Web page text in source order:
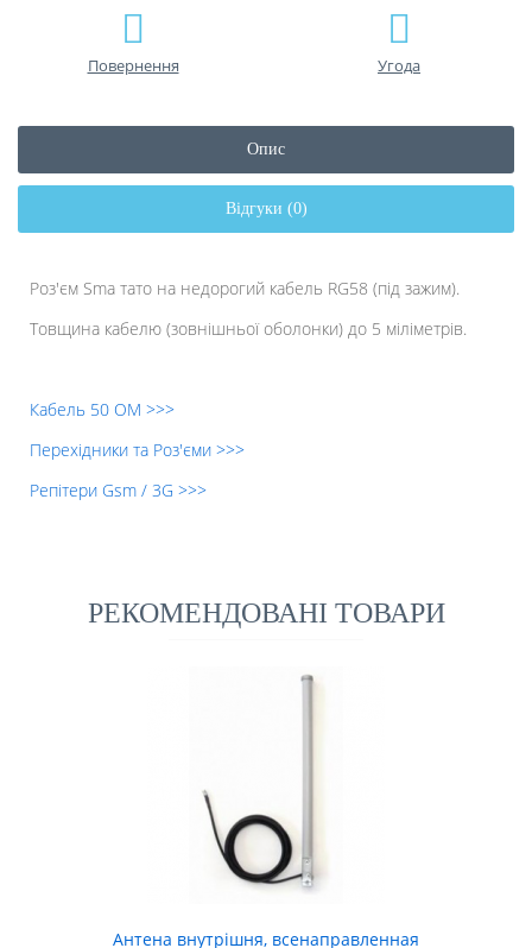
Повернення Угода
Опис
Відгуки (0)
Роз'єм Sma тато на недорогий кабель RG58 (під зажим).
Товщина кабелю (зовнішньої оболонки) до 5 міліметрів.
Кабель 50 ОМ >>>
Перехідники та Роз'єми >>>
Репітери Gsm / 3G >>>
РЕКОМЕНДОВАНІ ТОВАРИ
Антена внутрішня, всенаправленная